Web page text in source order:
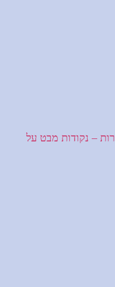
– נקודות מבט על